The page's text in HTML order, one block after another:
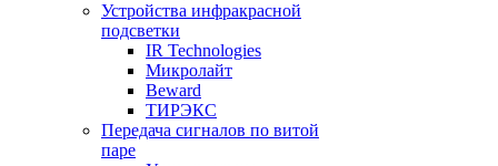
Устройства инфракрасной
подсветки
IR Technologies
Микролайт
Beward
ТИРЭКС
Передача сигналов по витой
паре